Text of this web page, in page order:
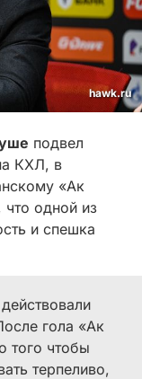
hawk.ru
подвел
КХЛ, в
«Ак
что одной из
и спешка
гола «Ак
того чтобы
терпеливо,